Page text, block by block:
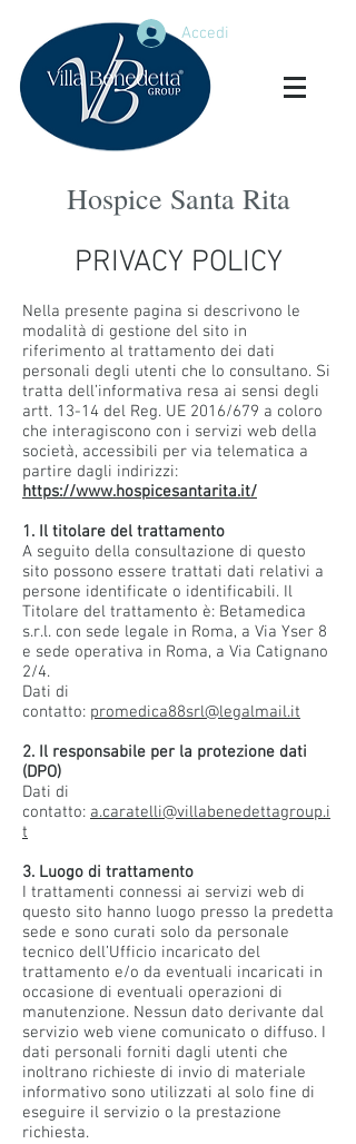
Accedi
Hospice Santa Rita
PRIVACY POLICY
Nella presente pagina si descrivono le
modalità di gestione del sito in
riferimento al trattamento dei dati
personali degli utenti che lo consultano. Si
tratta dell’informativa resa ai sensi degli
artt. 13-14 del Reg. UE 2016/679 a coloro
che interagiscono con i servizi web della
società, accessibili per via telematica a
partire dagli indirizzi:
https://www.hospicesantarita.it/
1. Il titolare del trattamento
A seguito della consultazione di questo
sito possono essere trattati dati relativi a
persone identificate o identificabili. Il
Titolare del trattamento è: Betamedica
s.r.l. con sede legale in Roma, a Via Yser 8
e sede operativa in Roma, a Via Catignano
2/4.
Dati di
contatto: promedica88srl@legalmail.it
2. Il responsabile per la protezione dati
(DPO)
Dati di
contatto: a.caratelli@villabenedettagroup.i
t
3. Luogo di trattamento
I trattamenti connessi ai servizi web di
questo sito hanno luogo presso la predetta
sede e sono curati solo da personale
tecnico dell’Ufficio incaricato del
trattamento e/o da eventuali incaricati in
occasione di eventuali operazioni di
manutenzione. Nessun dato derivante dal
servizio web viene comunicato o diffuso. I
dati personali forniti dagli utenti che
inoltrano richieste di invio di materiale
informativo sono utilizzati al solo fine di
eseguire il servizio o la prestazione
richiesta.